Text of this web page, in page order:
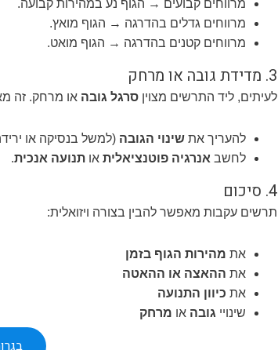
מרווחים קבועים → הגוף נע במהירות קבועה.
מרווחים גדלים בהדרגה → הגוף מואץ.
מרווחים קטנים בהדרגה → הגוף מואט.
3. מדידת גובה או מרחק
לעיתים, ליד התרשים מצוין סרגל גובה או מרחק. זה
להעריך את שינוי הגובה (למשל בנסיקה או
לחשב אנרגיה פוטנציאלית או תנועה אנכית.
4. סיכום
תרשים עקבות מאפשר להבין בצורה ויזואלית:
את מהירות הגוף בזמן
את ההאצה או ההאטה
את כיוון התנועה
שינויי גובה או מרחק
בגרות 2024